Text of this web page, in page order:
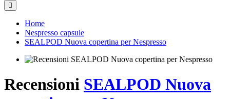
Home
Nespresso capsule
SEALPOD Nuova copertina per Nespresso
Recensioni SEALPOD Nuova